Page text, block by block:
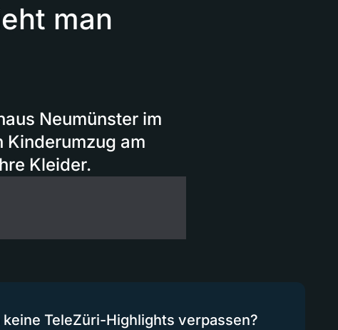
man
Neumünster im
Kinderumzug am
Kleider.
keine TeleZüri-Highlights verpassen?